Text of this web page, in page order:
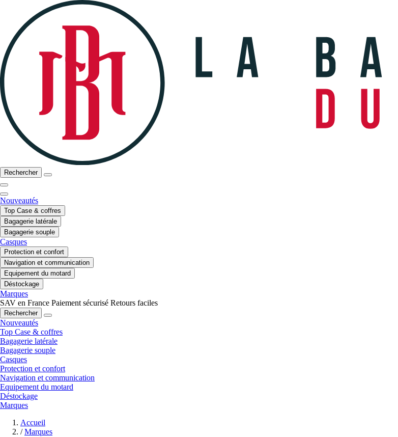
Rechercher
Nouveautés
Top Case & coffres
Bagagerie latérale
Bagagerie souple
Casques
Protection et confort
Navigation et communication
Equipement du motard
Déstockage
Marques
SAV en France Paiement sécurisé Retours faciles
Rechercher
Nouveautés
Top Case & coffres
Bagagerie latérale
Bagagerie souple
Casques
Protection et confort
Navigation et communication
Equipement du motard
Déstockage
Marques
Accueil
/ Marques